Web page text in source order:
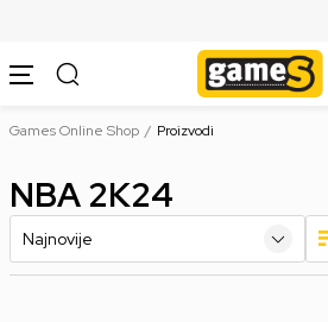
Games Online Shop Proizvodi
NBA 2K24